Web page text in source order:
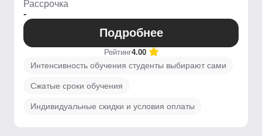
Рассрочка
-
Подробнее
Рейтинг4.00
Интенсивность обучения студенты выбирают сами
Сжатые сроки обучения
Индивидуальные скидки и условия оплаты